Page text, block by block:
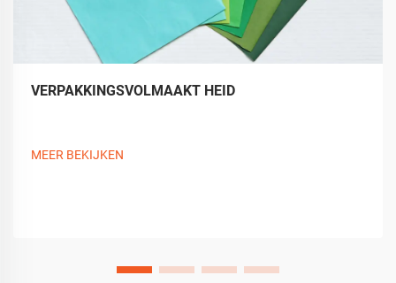
VERPAKKINGSVOLMAAKT HEID
MEER BEKIJKEN